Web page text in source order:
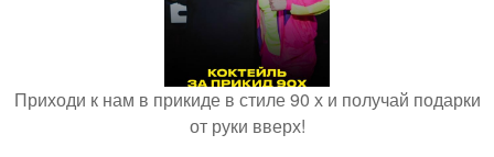
Приходи к нам в прикиде в стиле 90 х и получай подарки
от руки вверх!